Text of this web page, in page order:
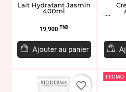
Lait Hydratant Jasmin
400ml
Prix
19,900 TND
Ajouter au panier
favorite_border
PROMO